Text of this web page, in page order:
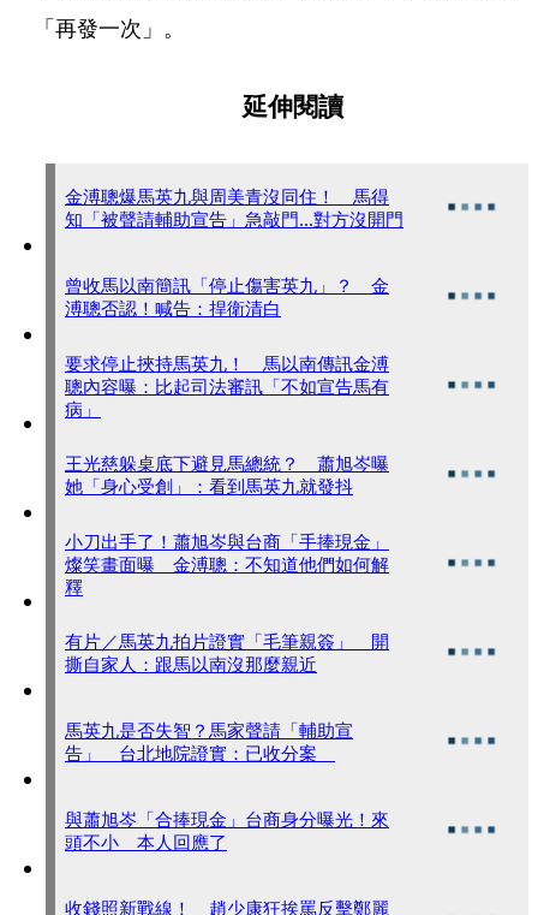
「再發一次」。
延伸閱讀
金溥聰爆馬英九與周美青沒同住！ 馬得
知「被聲請輔助宣告」急敲門...對方沒開門
曾收馬以南簡訊「停止傷害英九」？ 金
溥聰否認！喊告：捍衛清白
要求停止挾持馬英九！ 馬以南傳訊金溥
聰內容曝：比起司法審訊「不如宣告馬有
病」
王光慈躲桌底下避見馬總統？ 蕭旭岑曝
她「身心受創」：看到馬英九就發抖
小刀出手了！蕭旭岑與台商「手捧現金」
燦笑畫面曝 金溥聰：不知道他們如何解
釋
有片／馬英九拍片證實「毛筆親簽」 開
撕自家人：跟馬以南沒那麼親近
馬英九是否失智？馬家聲請「輔助宣
告」 台北地院證實：已收分案
與蕭旭岑「合捧現金」台商身分曝光！來
頭不小 本人回應了
收錢照新戰線！ 趙少康狂挨罵反擊鄭麗